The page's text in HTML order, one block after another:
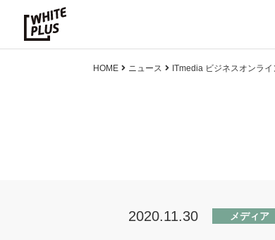
HOME ニュース ITmedia ビジネスオンラ
2020.11.30 メディア